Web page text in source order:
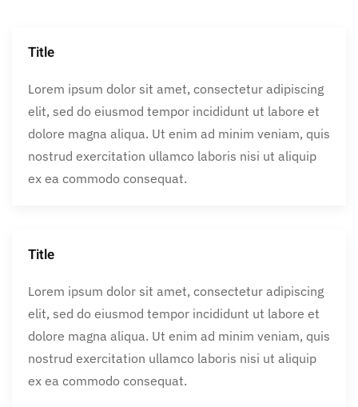
Title
Lorem ipsum dolor sit amet, consectetur adipiscing
elit, sed do eiusmod tempor incididunt ut labore et
dolore magna aliqua. Ut enim ad minim veniam, quis
nostrud exercitation ullamco laboris nisi ut aliquip
ex ea commodo consequat.
Title
Lorem ipsum dolor sit amet, consectetur adipiscing
elit, sed do eiusmod tempor incididunt ut labore et
dolore magna aliqua. Ut enim ad minim veniam, quis
nostrud exercitation ullamco laboris nisi ut aliquip
ex ea commodo consequat.